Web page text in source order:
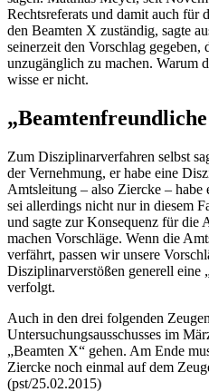
Rechtsreferats und damit auch für
den Beamten X zuständig, sagte
seinerzeit den Vorschlag gegeben,
unzugänglich zu machen. Warum
wisse er nicht.
Zum Disziplinarverfahren selbst
der Vernehmung, er habe eine
Amtsleitung – also Ziercke – habe
sei allerdings nicht nur in diesem
und sagte zur Konsequenz für die
machen Vorschläge. Wenn die
verfährt, passen wir unsere
Disziplinarverstößen generell eine
verfolgt.
Auch in den drei folgenden
Untersuchungsausschusses im
„Beamten X“ gehen. Am Ende
Ziercke noch einmal auf dem
(pst/25.02.2015)